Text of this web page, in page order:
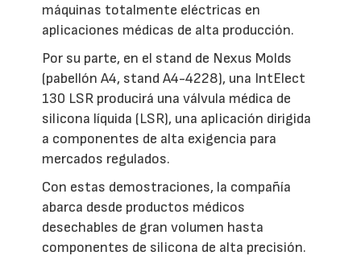
máquinas totalmente eléctricas en
aplicaciones médicas de alta producción.
Por su parte, en el stand de Nexus Molds
(pabellón A4, stand A4-4228), una IntElect
130 LSR producirá una válvula médica de
silicona líquida (LSR), una aplicación dirigida
a componentes de alta exigencia para
mercados regulados.
Con estas demostraciones, la compañía
abarca desde productos médicos
desechables de gran volumen hasta
componentes de silicona de alta precisión.